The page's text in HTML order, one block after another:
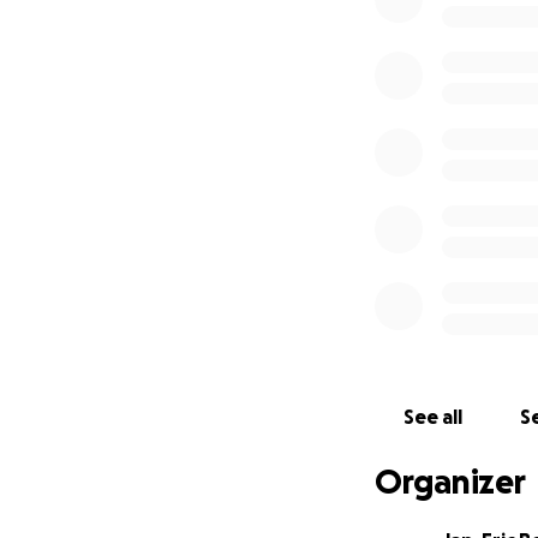
Bitte unterstützt
und Netzwerken.
See all
Organizer